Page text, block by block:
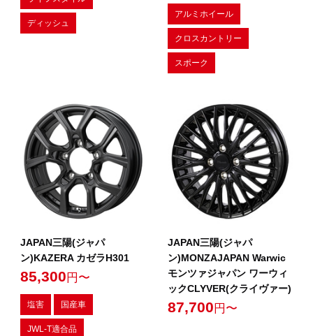
ディッシュ
アルミホイール
クロスカントリー
スポーク
JAPAN三陽(ジャパ
ン)KAZERA カゼラH301
85,300 円〜
塩害 国産車
JWL-T適合品
JAPAN三陽(ジャパ
ン)MONZAJAPAN Warwic
モンツァジャパン ワーウィ
ックCLYVER(クライヴァー)
87,700 円〜